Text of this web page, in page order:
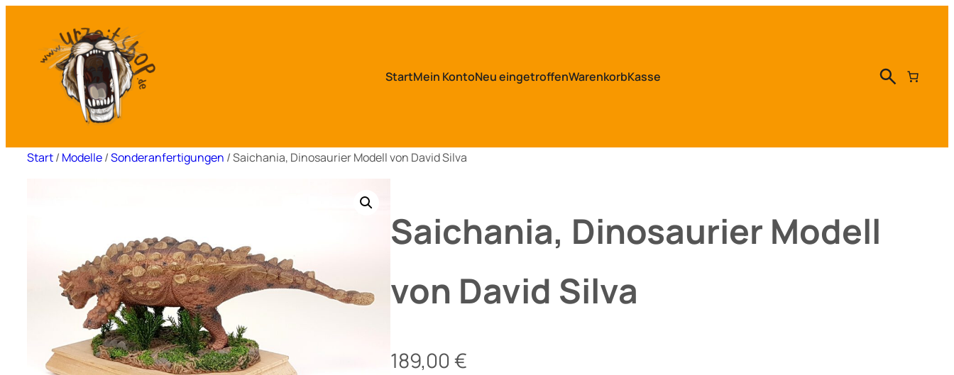
springen
StartMein KontoNeu eingetroffenWarenkorbKasse
Start/ Modelle/Sonderanfertigungen / Saichania, Dinosaurier Modell von David Silva
Saichania, Dinosaurier Modell
von David Silva
189,00 €